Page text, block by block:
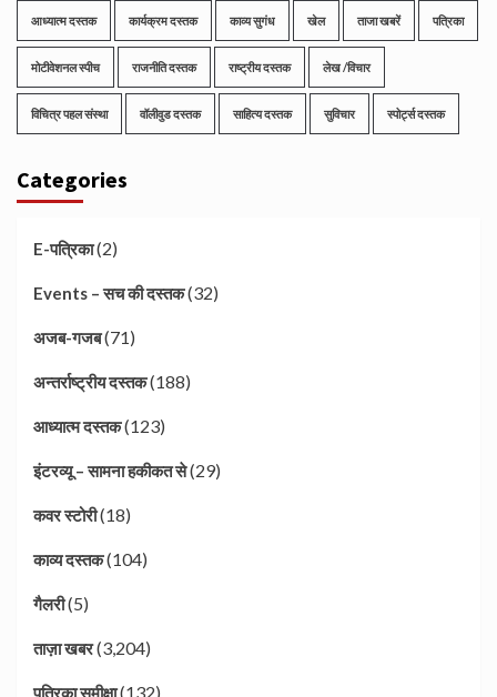
आध्यात्म दस्तक कार्यक्रम दस्तक काव्य सुगंध खेल ताजा खबरें पत्रिका
मोटीवेशनल स्पीच राजनीति दस्तक राष्ट्रीय दस्तक लेख /विचार
विचित्र पहल संस्था वॉलीवुड दस्तक साहित्य दस्तक सुविचार स्पोर्ट्स दस्तक
Categories
E-पत्रिका(2)
Events – सच की दस्तक(32)
अजब-गजब(71)
अन्तर्राष्ट्रीय दस्तक(188)
आध्यात्म दस्तक(123)
इंटरव्यू – सामना हकीकत से(29)
कवर स्टोरी(18)
काव्य दस्तक(104)
गैलरी(5)
ताज़ा खबर(3,204)
पत्रिका समीक्षा(132)